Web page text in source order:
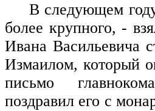
В следующем
более крупного, -
Ивана Васильевича
Измаилом, который
письмо
поздравил его с